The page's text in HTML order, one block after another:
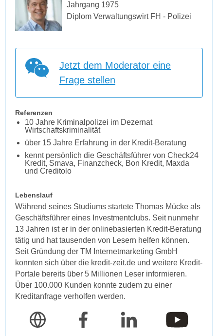
Jahrgang 1975
Diplom Verwaltungswirt FH - Polizei
Jetzt dem Moderator eine
Frage stellen
Referenzen
10 Jahre Kriminalpolizei im Dezernat
Wirtschaftskriminalität
über 15 Jahre Erfahrung in der Kredit-Beratung
kennt persönlich die Geschäftsführer von Check24
Kredit, Smava, Finanzcheck, Bon Kredit, Maxda
und Creditolo
Lebenslauf
Während seines Studiums startete Thomas Mücke als
Geschäftsführer eines Investmentclubs. Seit nunmehr
13 Jahren ist er in der onlinebasierten Kredit-Beratung
tätig und hat tausenden von Lesern helfen können.
Seit Gründung der TM Internetmarketing GmbH
konnten sich über die kredit-zeit.de und weitere Kredit-
Portale bereits über 5 Millionen Leser informieren.
Über 100.000 Kunden konnte zudem zu einer
Kreditanfrage verholfen werden.